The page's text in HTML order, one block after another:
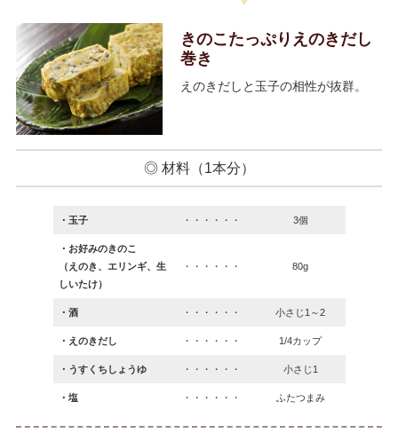
きのこたっぷりえのきだし
巻き
えのきだしと玉子の相性が抜群。
◎ 材料（1本分）
・玉子 ・・・・・・ 3個
・お好みのきのこ
（えのき、エリンギ、生
しいたけ）
・・・・・・ 80g
・酒 ・・・・・・ 小さじ1～2
・えのきだし ・・・・・・ 1/4カップ
・うすくちしょうゆ ・・・・・・ 小さじ1
・塩 ・・・・・・ ふたつまみ